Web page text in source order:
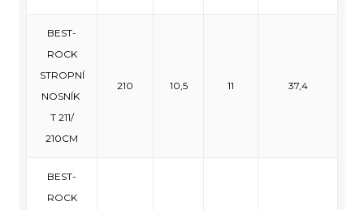
BEST-
ROCK
STROPNÍ
NOSNÍK
T 211/
210CM
210 10,5 11 37,4
BEST-
ROCK